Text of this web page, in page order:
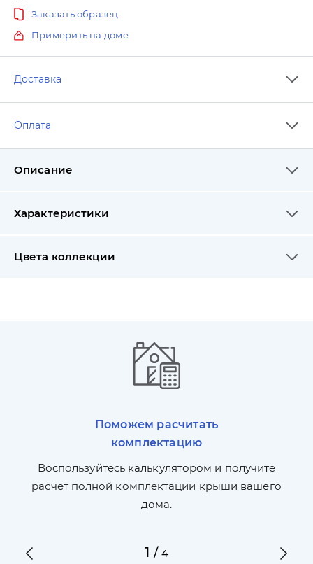
Заказать образец
Примерить на доме
Доставка
Оплата
Описание
Характеристики
Цвета коллекции
Поможем расчитать
комплектацию
Воспользуйтесь калькулятором и получите
расчет полной комплектации крыши вашего
дома.
1 /4